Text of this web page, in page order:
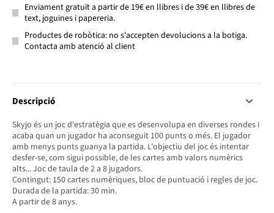
Enviament gratuït a partir de 19€ en llibres i de 39€ en llibres de
text, joguines i papereria.
Productes de robòtica: no s'accepten devolucions a la botiga.
Contacta amb atenció al client
Descripció
Skyjo és un joc d'estratègia que es desenvolupa en diverses rondes i
acaba quan un jugador ha aconseguit 100 punts o més. El jugador
amb menys punts guanya la partida. L'objectiu del joc és intentar
desfer-se, com sigui possible, de les cartes amb valors numèrics
alts... Joc de taula de 2 a 8 jugadors.
Contingut: 150 cartes numèriques, bloc de puntuació i regles de joc.
Durada de la partida: 30 min.
A partir de 8 anys.